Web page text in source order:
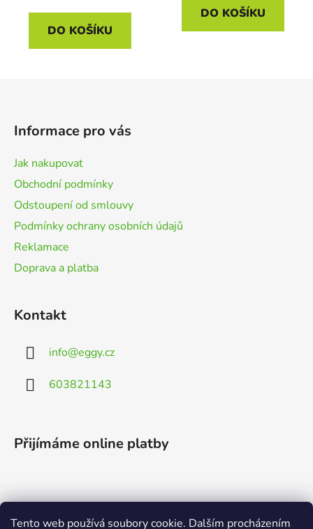
Tento web používá soubory cookie. Dalším procházením
DO KOŠÍKU
DO KOŠÍKU
Informace pro vás
Jak nakupovat
Obchodní podmínky
Odstoupení od smlouvy
Podmínky ochrany osobních údajů
Reklamace
Doprava a platba
Kontakt
info@eggy.cz
603821143
Přijímáme online platby